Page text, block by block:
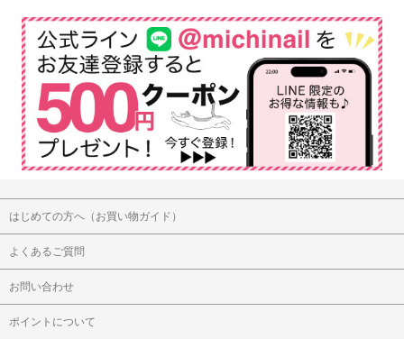
はじめての方へ（お買い物ガイド）
よくあるご質問
お問い合わせ
ポイントについて